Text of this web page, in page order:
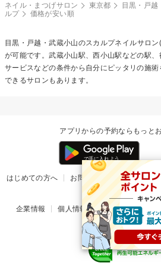
ネイル・まつげサロン 東京都 目黒・戸越
ルプ
価格が安い順
目黒・戸越・武蔵小山のスカルプネイルサロン
が可能です。武蔵小山駅、西小山駅などの駅、
サービスなどの条件から自分にピッタリの施
できるサロンもあります。
アプリからの予約ならもっと
はじめての方へ お問い合わせ ヘルプ
掲載ご希望のサロン様
企業情報 個人情報保護方針 楽天のサ
© Rakuten Group,